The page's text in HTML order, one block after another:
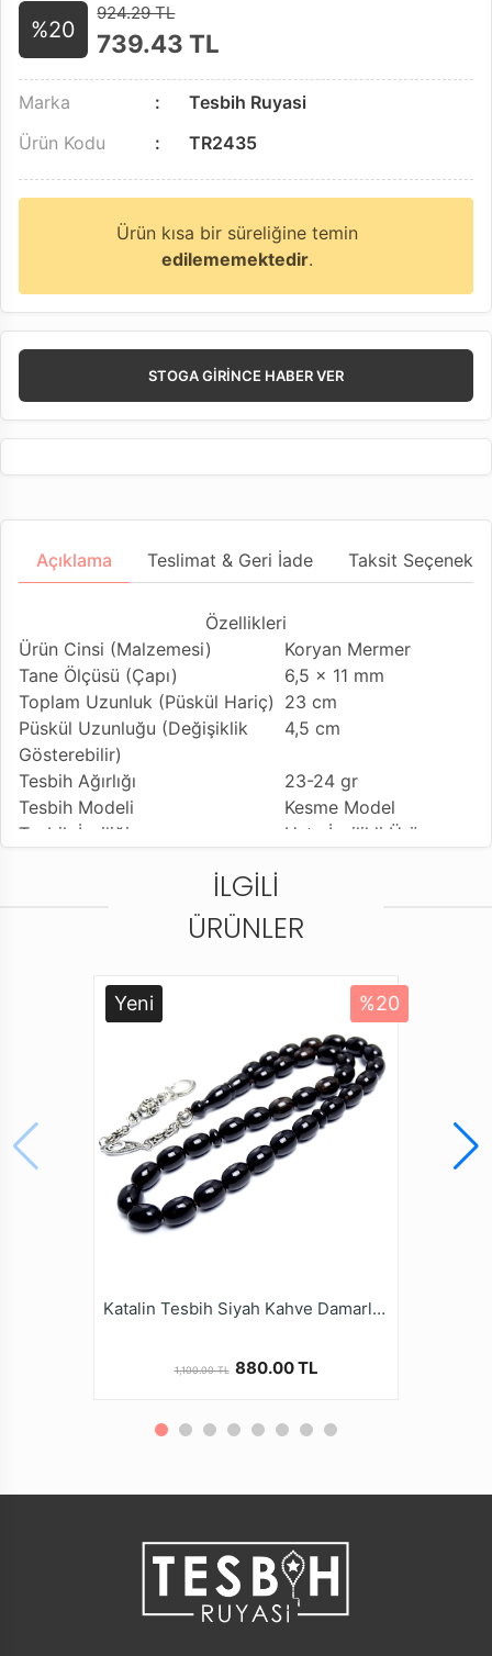
%20
924.29 TL
739.43 TL
Marka
Tesbih Ruyasi
Ürün Kodu
TR2435
Ürün kısa bir süreliğine temin
edilememektedir.
STOGA GIRINCE HABER VER
Açıklama Teslimat & Geri İade Taksit
Özellikleri
Ürün Cinsi (Malzemesi)
Koryan Mermer
Tane Ölçüsü (Çapı)
6,5 x 11 mm
Toplam Uzunluk (Püskül Hariç) 23 cm
Püskül Uzunluğu (Değişiklik
Gösterebilir)
4,5 cm
Tesbih Ağırlığı
23-24 gr
Tesbih Modeli
Kesme Model
Tesbih İşçiliği
Usta İşçilikli Ürün
Tesbihi Çekme Özelliği
Çiftli Çekime Uygun
Tesbih İpi
Paketleme ve Gönderim Şekli
Tesbih Kutusu
İLGILI
ÜRÜNLER
Yeni %20
Katalin Tesbih Siyah Kahve Damarlı Oval Kesim Alpaka Kamçı
1,100.00 TL 880.00 TL